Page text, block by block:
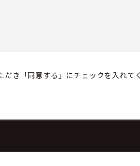
氏名又は職名、所属及び連絡先
き「同意する」にチェックを入れて